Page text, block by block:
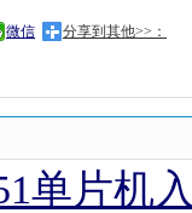
微信 分享到其他>>：
单片机